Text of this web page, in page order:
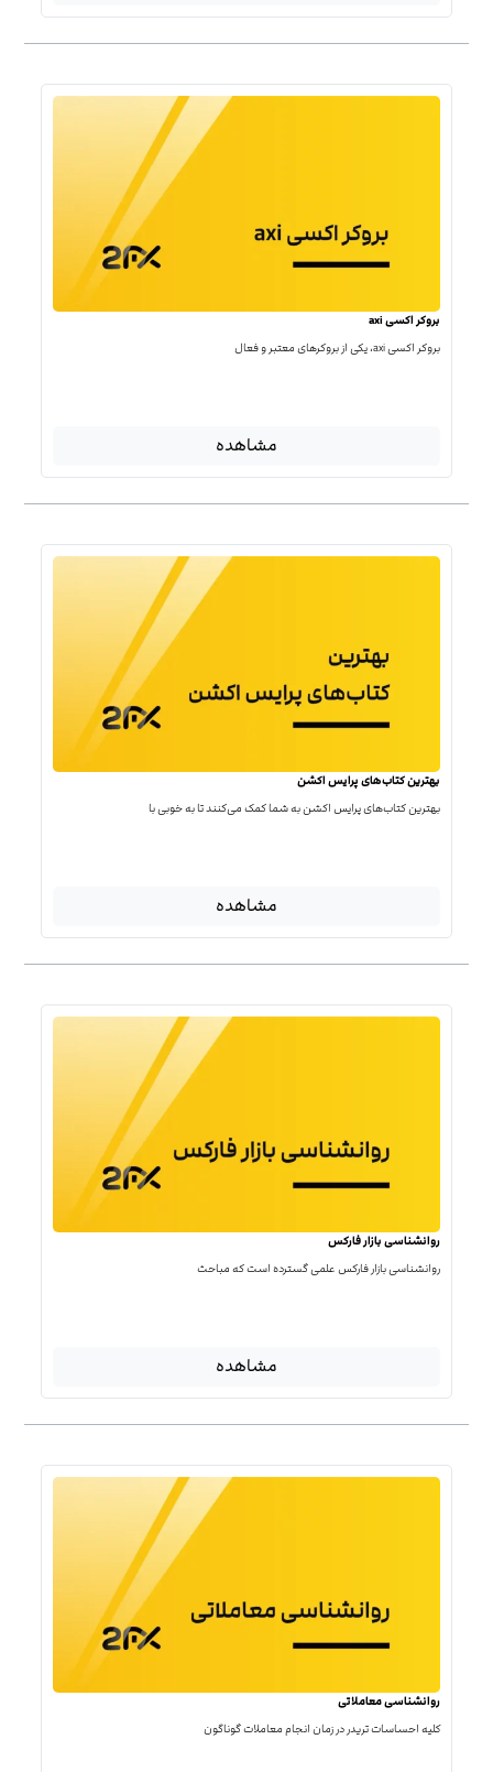
بروکر اکسی axi
بروکر اکسی axi، یکی از بروکرهای معتبر و فعال
مشاهده
بهترین کتاب‌‌های پرایس اکشن
بهترین کتاب‌‌های پرایس اکشن به شما کمک می‌کنند تا به خوبی با
مشاهده
روانشناسی بازار فارکس
روانشناسی بازار فارکس علمی گسترده است که مباحث
مشاهده
روانشناسی معاملاتی
کلیه احساسات تریدر در زمان انجام معاملات گوناگون